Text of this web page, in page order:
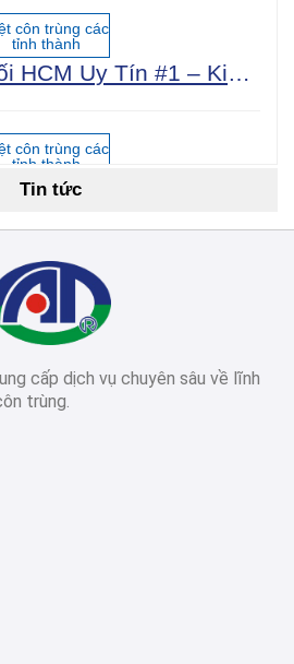
côn trùng các
tỉnh thành
Dịch Vụ Diệt Mối HCM Uy Tín #1 – Kiểm Tra Miễn Phí 24/7, Bảo Hành 5 Năm
côn trùng các
tỉnh thành
côn trùng các
tỉnh thành
côn trùng các
tỉnh thành
Tin tức
cấp dịch vụ chuyên sâu về lĩnh
trùng.